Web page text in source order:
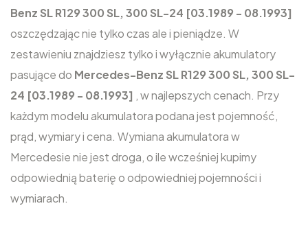
Benz SL R129 300 SL, 300 SL-24 [03.1989 - 08.1993]
oszczędzając nie tylko czas ale i pieniądze. W
zestawieniu znajdziesz tylko i wyłącznie akumulatory
pasujące do Mercedes-Benz SL R129 300 SL, 300 SL-
24 [03.1989 - 08.1993] , w najlepszych cenach. Przy
każdym modelu akumulatora podana jest pojemność,
prąd, wymiary i cena. Wymiana akumulatora w
Mercedesie nie jest droga, o ile wcześniej kupimy
odpowiednią baterię o odpowiedniej pojemności i
wymiarach.